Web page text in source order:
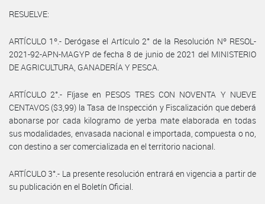
RESUELVE:
ARTÍCULO 1º.- Derógase el Artículo 2° de la Resolución Nº RESOL-
2021-92-APN-MAGYP de fecha 8 de junio de 2021 del MINISTERIO
DE AGRICULTURA, GANADERÍA Y PESCA.
ARTÍCULO 2°.- Fíjase en PESOS TRES CON NOVENTA Y NUEVE
CENTAVOS ($3,99) la Tasa de Inspección y Fiscalización que deberá
abonarse por cada kilogramo de yerba mate elaborada en todas
sus modalidades, envasada nacional e importada, compuesta o no,
con destino a ser comercializada en el territorio nacional.
ARTÍCULO 3°.- La presente resolución entrará en vigencia a partir de
su publicación en el Boletín Oficial.